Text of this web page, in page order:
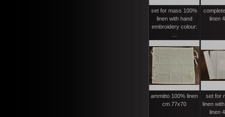
set for mass 100%
linen with hand
embroidery colour:
linen
ammitto 100% linen
cm.77x70
set for
linen
linen